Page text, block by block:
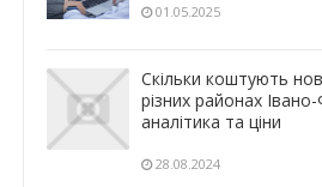
01.05.2025
Скільки коштують
різних районах
аналітика та ціни
28.08.2024